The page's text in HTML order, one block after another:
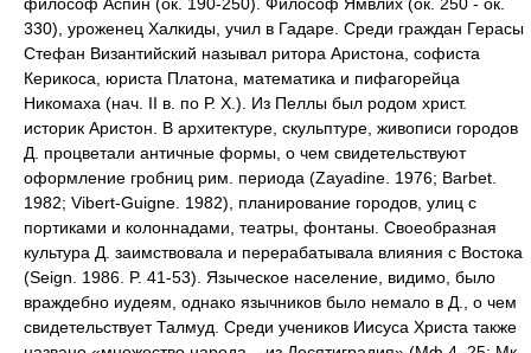
330), уроженец Халкиды, учил в Гадаре. Среди граждан Герасы
Стефан Византийский называл ритора Аристона, софиста
Керикоса, юриста Платона, математика и пифагорейца
Никомаха (нач. II в. по Р. Х.). Из Пеллы был родом христ.
историк Аристон. В архитектуре, скульптуре, живописи городов
Д. процветали античные формы, о чем свидетельствуют
оформление гробниц рим. периода (Zayadine. 1976; Barbet.
1982; Vibert-Guigne. 1982), планирование городов, улиц с
портиками и колоннадами, театры, фонтаны. Своеобразная
культура Д. заимствовала и перерабатывала влияния с Востока
(Seign. 1986. P. 41-53). Языческое население, видимо, было
враждебно иудеям, однако язычников было немало в Д., о чем
свидетельствует Талмуд. Среди учеников Иисуса Христа также